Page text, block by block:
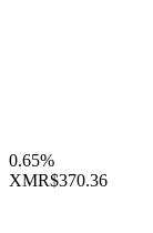
0.65%
XMR$370.36